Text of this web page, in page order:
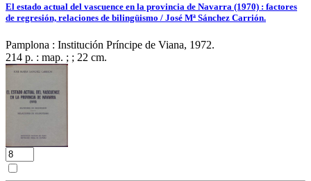
El estado actual del vascuence en la provincia de Navarra (1970) : factores
de regresión, relaciones de bilingüismo / José Mª Sánchez Carrión.
Pamplona : Institución Príncipe de Viana, 1972.
214 p. : map. ; ; 22 cm.